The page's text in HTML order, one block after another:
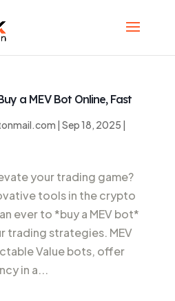
a MEV Bot Online, Fast
| Sep 18, 2025 |
your trading game?
tools in the crypto
ever to *buy a MEV bot*
trading strategies. MEV
Value bots, offer
in a...